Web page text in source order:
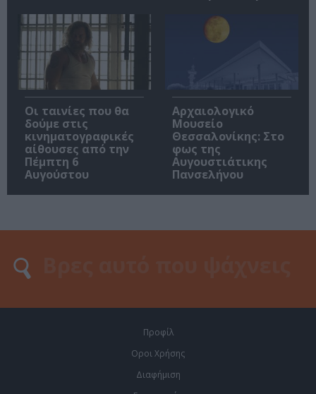
Οι ταινίες που θα
δούμε στις
κινηματογραφικές
αίθουσες από την
Πέμπτη 6
Αυγούστου
Αρχαιολογικό
Μουσείο
Θεσσαλονίκης: Στο
φως της
Αυγουστιάτικης
Πανσελήνου
Προφίλ
Οροι Χρήσης
Διαφήμιση